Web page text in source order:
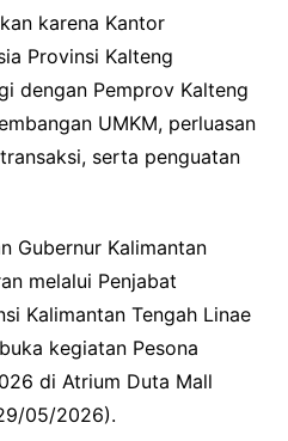
karena Kantor
Provinsi Kalteng
dengan Pemprov Kalteng
UMKM, perluasan
serta penguatan
Gubernur Kalimantan
melalui Penjabat
Kalimantan Tengah Linae
kegiatan Pesona
di Atrium Duta Mall
05/2026).